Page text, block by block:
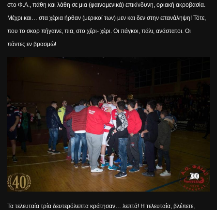
στο Φ.Α., πάθη και λάθη σε μια (φαινομενικά) επικίνδυνη, οριακή ακροβασία.
Μέχρι και… στα χέρια ήρθαν (μερικοί των) μεν και δεν στην επανάληψη! Τότε,
που το σκορ πήγαινε, πια, στο χέρι- χέρι. Οι πάγκοι, πάλι, ανάστατοι. Οι
πάντες εν βρασμώ!
Τα τελευταία τρία δευτερόλεπτα κράτησαν… λεπτά! Η τελευταία, βλέπετε,